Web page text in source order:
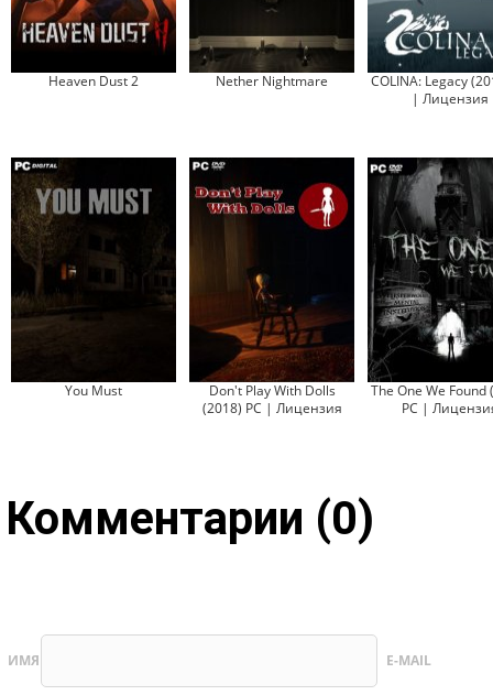
Heaven Dust 2 Nether Nightmare
COLINA: Legacy
| Лицензия
You Must
Don't Play With Dolls
(2018) PC | Лицензия
The One We Found
PC |
Комментарии (0)
ИМЯ E-MAIL